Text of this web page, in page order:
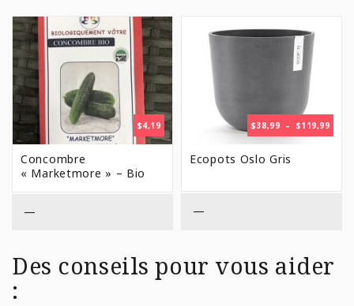
$4,19
Concombre
« Marketmore » – Bio
—
$38,99 – $119,99
DE
Ecopots Oslo Gris
—
Des conseils pour vous aider
: